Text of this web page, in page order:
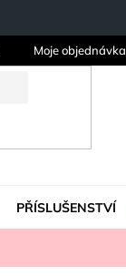
Moje objednávka
PŘÍSLUŠENSTVÍ